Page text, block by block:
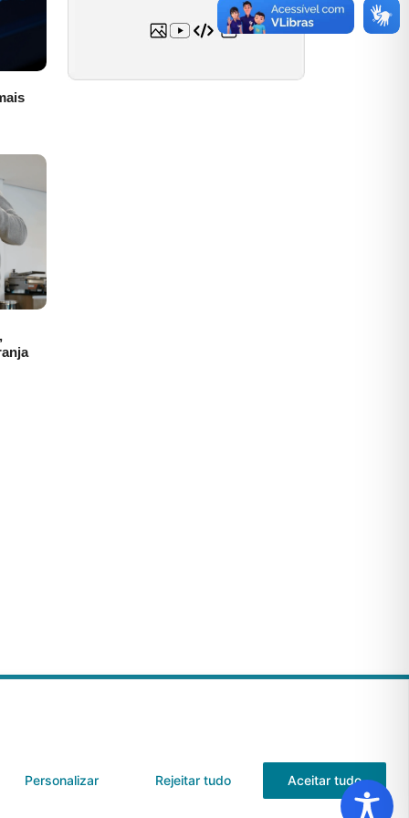
Personalizar Rejeitar tudo Aceitar tudo